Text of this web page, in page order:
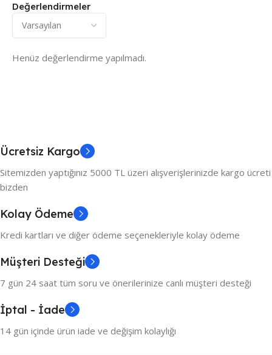
Değerlendirmeler
Henüz değerlendirme yapılmadı.
Ücretsiz Kargo
Sitemizden yaptığınız 5000 TL üzeri alışverişlerinizde kargo ücreti
bizden
Kolay Ödeme
Kredi kartları ve diğer ödeme seçenekleriyle kolay ödeme
Müşteri Desteği
7 gün 24 saat tüm soru ve önerilerinize canlı müşteri desteği
İptal - İade
14 gün içinde ürün iade ve değişim kolaylığı